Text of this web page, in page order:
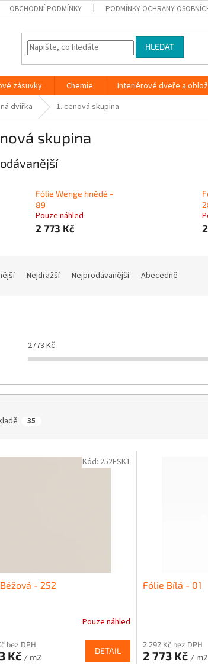
OBCHODNÍ PODMÍNKY PODMÍNKY OCHRANY
HLEDAT
zásuvky Chemie Interiérové dveře a
dvířka 1. cenová skupina
skupina
Fólie Wenge hnědé -
89
Pouze náhled
2 773 Kč
Nejdražší Nejprodávanější Abecedně
2773 Kč
35
- 252
Pouze náhled
bez DPH
Kč / m2
DETAIL
Kód: 252FSK1
Fólie Bílá - 01
2 292 Kč bez DPH
2 773 Kč / m2